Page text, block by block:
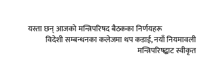
यस्ता छन् आजको मन्त्रिपरिषद बैठकका निर्णयहरू
विदेशी सम्बन्धनका कलेजमा थप कडाई, नयाँ नियमावली
मन्त्रिपरिषद्बाट स्वीकृत